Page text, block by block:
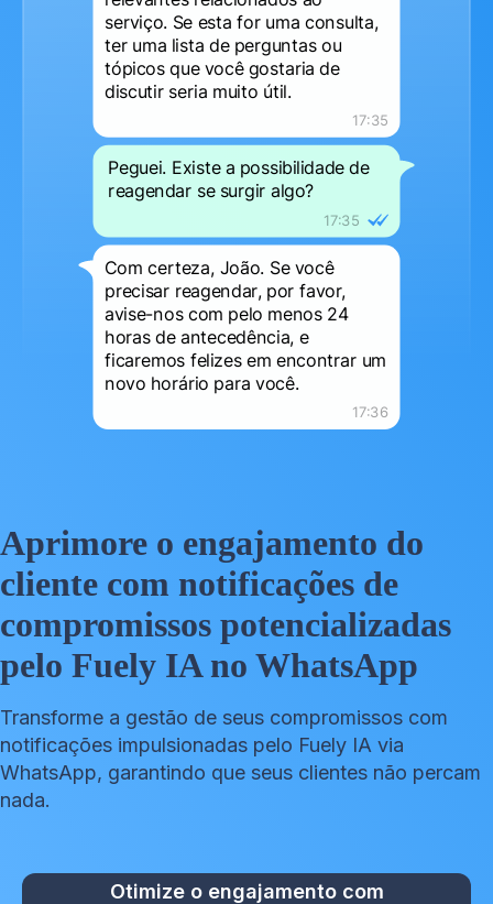
Aprimore o engajamento do
cliente com notificações de
compromissos potencializadas
pelo Fuely IA no WhatsApp
Transforme a gestão de seus compromissos com
notificações impulsionadas pelo Fuely IA via
WhatsApp, garantindo que seus clientes não percam
nada.
Otimize o engajamento com